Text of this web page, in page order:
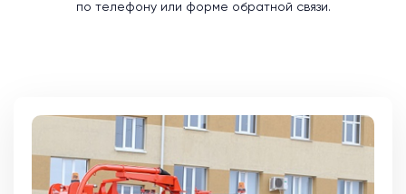
по телефону или форме обратной связи.